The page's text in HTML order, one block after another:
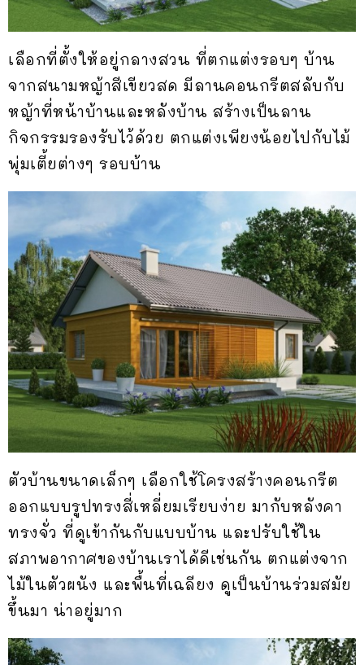
เลือกที่ตั้งให้อยู่กลางสวน ที่ตกแต่งรอบๆ บ้าน
จากสนามหญ้าสีเขียวสด มีลานคอนกรีตสลับกับ
หญ้าที่หน้าบ้านและหลังบ้าน สร้างเป็นลาน
กิจกรรมรองรับไว้ด้วย ตกแต่งเพียงน้อยไปกับไม้
พุ่มเตี้ยต่างๆ รอบบ้าน
ตัวบ้านขนาดเล็กๆ เลือกใช้โครงสร้างคอนกรีต
ออกแบบรูปทรงสี่เหลี่ยมเรียบง่าย มากับหลังคา
ทรงจั่ว ที่ดูเข้ากันกับแบบบ้าน และปรับใช้ใน
สภาพอากาศของบ้านเราได้ดีเช่นกัน ตกแต่งจาก
ไม้ในตัวผนัง และพื้นที่เฉลียง ดูเป็นบ้านร่วมสมัย
ขึ้นมา น่าอยู่มาก